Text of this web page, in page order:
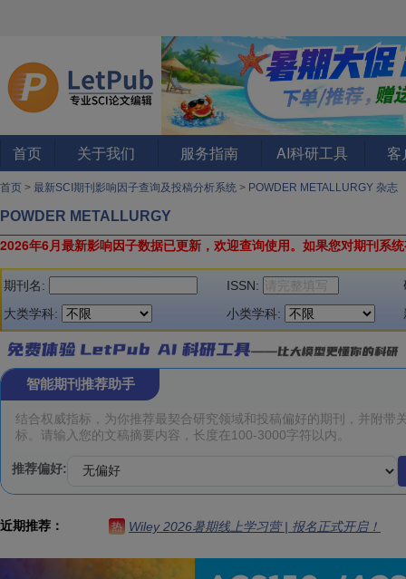
首页 关于我们 服务指南 AI科研工具 客
首页 > 最新SCI期刊影响因子查询及投稿分析系统 > POWDER METALLURGY 杂志
POWDER METALLURGY
2026年6月最新影响因子数据已更新，欢迎查询使用。 如果您对期刊系
期刊名: ISSN:
大类学科:
小类学科:
智能期刊推荐助手
推荐偏好:
近期推荐： 热 Wiley 2026暑期线上学习营 | 报名正式开启！